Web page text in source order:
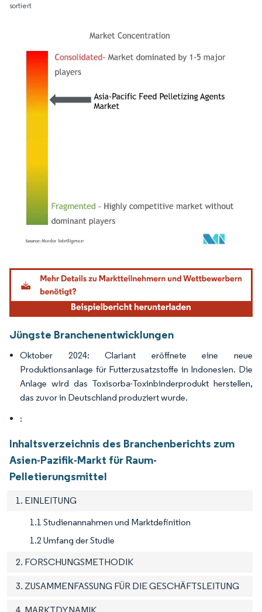
sortiert
Bild © Mordor Intelligence. Wiederverwendung erfordert Namensnennung gemäß
Jüngste Branchenentwicklungen
Oktober 2024: Clariant eröffnete eine neue
Produktionsanlage für Futterzusatzstoffe in Indonesien. Die
Anlage wird das Toxisorba-Toxinbinderprodukt herstellen,
das zuvor in Deutschland produziert wurde.
:
Inhaltsverzeichnis des Branchenberichts zum
Asien-Pazifik-Markt für Raum-
Pelletierungsmittel
1. EINLEITUNG
1.1 Studienannahmen und Marktdefinition
1.2 Umfang der Studie
2. FORSCHUNGSMETHODIK
3. ZUSAMMENFASSUNG FÜR DIE GESCHÄFTSLEITUNG